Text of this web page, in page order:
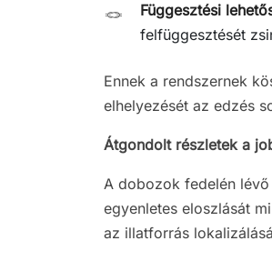
🪢 Függesztési
felfüggesztését
Ennek a rendszernek
elhelyezését az edzés
Átgondolt részletek a
A dobozok fedelén
egyenletes eloszlását
az illatforrás